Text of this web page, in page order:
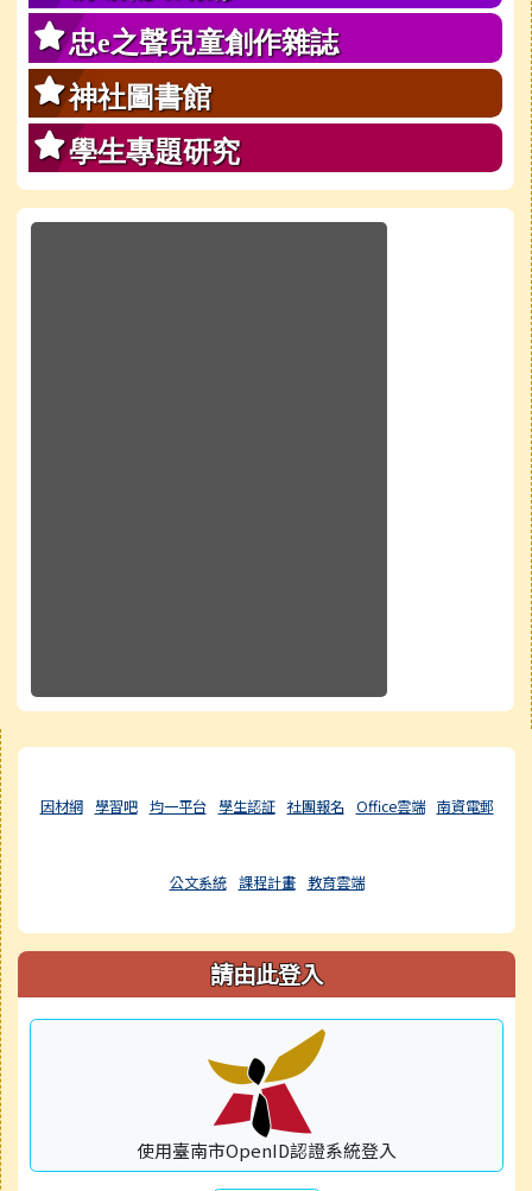
忠e之聲兒童創作雜誌
神社圖書館
學生專題研究
於彈跳視窗觀看：學校line官方好友QRcode
右邊區域內容
因材網 學習吧 均一平台 學生認証 社團報名 Office雲端 南資電郵
公文系統 課程計畫 教育雲端
請由此登入
使用臺南市OpenID認證系統登入